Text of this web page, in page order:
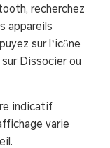
recherchez
appareils
sur l’icône
Dissocier ou
indicatif
varie